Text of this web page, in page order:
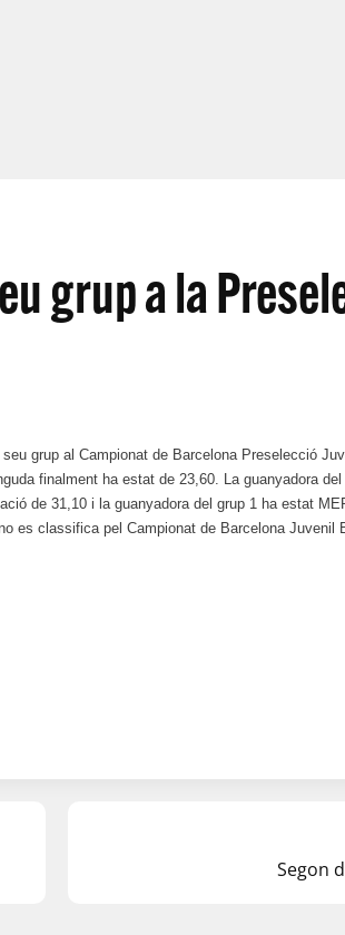
grup a la
grup al Campionat de Barcelona Preselecció
finalment ha estat de 23,60. La guanyadora
de 31,10 i la guanyadora del grup 1 ha estat
es classifica pel Campionat de Barcelona Juvenil
Segon